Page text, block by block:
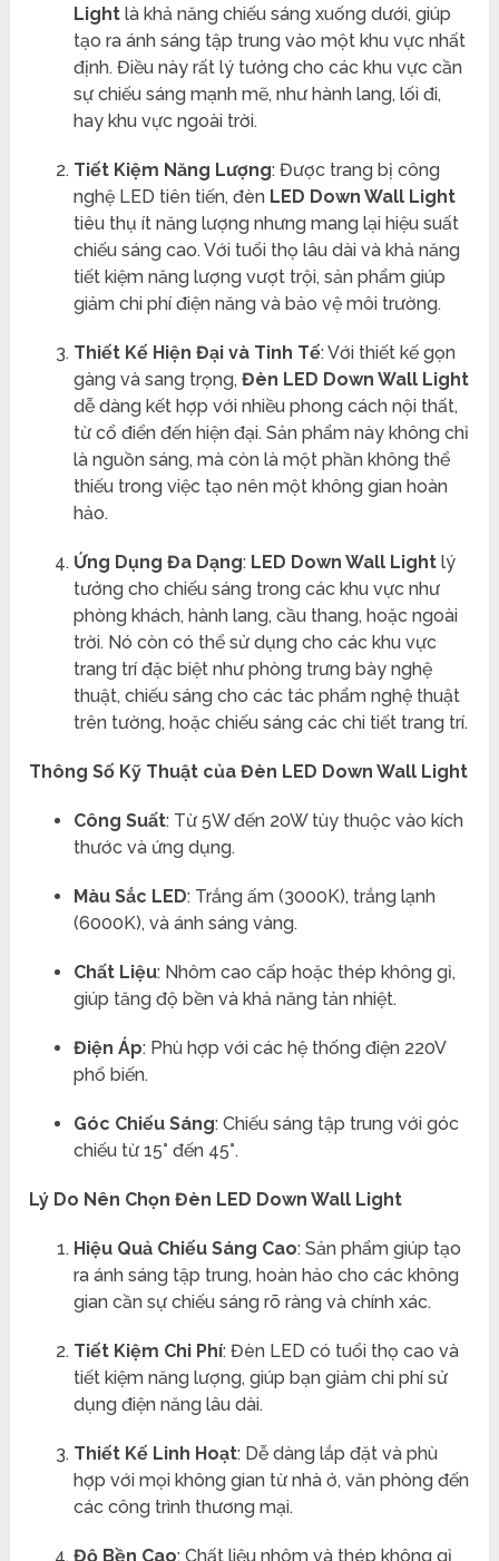
Light là khả năng chiếu sáng xuống dưới, giúp
tạo ra ánh sáng tập trung vào một khu vực nhất
định. Điều này rất lý tưởng cho các khu vực cần
sự chiếu sáng mạnh mẽ, như hành lang, lối đi,
hay khu vực ngoài trời.
Tiết Kiệm Năng Lượng: Được trang bị công
nghệ LED tiên tiến, đèn LED Down Wall Light
tiêu thụ ít năng lượng nhưng mang lại hiệu suất
chiếu sáng cao. Với tuổi thọ lâu dài và khả năng
tiết kiệm năng lượng vượt trội, sản phẩm giúp
giảm chi phí điện năng và bảo vệ môi trường.
Thiết Kế Hiện Đại và Tinh Tế: Với thiết kế gọn
gàng và sang trọng,Đèn LED Down Wall Light
dễ dàng kết hợp với nhiều phong cách nội thất,
từ cổ điển đến hiện đại. Sản phẩm này không chỉ
là nguồn sáng, mà còn là một phần không thể
thiếu trong việc tạo nên một không gian hoàn
hảo.
Ứng Dụng Đa Dạng: LED Down Wall Light lý
tưởng cho chiếu sáng trong các khu vực như
phòng khách, hành lang, cầu thang, hoặc ngoài
trời. Nó còn có thể sử dụng cho các khu vực
trang trí đặc biệt như phòng trưng bày nghệ
thuật, chiếu sáng cho các tác phẩm nghệ thuật
trên tường, hoặc chiếu sáng các chi tiết trang trí.
Thông Số Kỹ Thuật của Đèn LED Down Wall Light
Công Suất: Từ 5W đến 20W tùy thuộc vào kích
thước và ứng dụng.
Màu Sắc LED: Trắng ấm (3000K), trắng lạnh
(6000K), và ánh sáng vàng.
Chất Liệu: Nhôm cao cấp hoặc thép không gỉ,
giúp tăng độ bền và khả năng tản nhiệt.
Điện Áp: Phù hợp với các hệ thống điện 220V
phổ biến.
Góc Chiếu Sáng: Chiếu sáng tập trung với góc
chiếu từ 15° đến 45°.
Lý Do Nên Chọn Đèn LED Down Wall Light
Hiệu Quả Chiếu Sáng Cao: Sản phẩm giúp tạo
ra ánh sáng tập trung, hoàn hảo cho các không
gian cần sự chiếu sáng rõ ràng và chính xác.
Tiết Kiệm Chi Phí: Đèn LED có tuổi thọ cao và
tiết kiệm năng lượng, giúp bạn giảm chi phí sử
dụng điện năng lâu dài.
Thiết Kế Linh Hoạt: Dễ dàng lắp đặt và phù
hợp với mọi không gian từ nhà ở, văn phòng đến
các công trình thương mại.
Độ Bền Cao: Chất liệu nhôm và thép không gỉ